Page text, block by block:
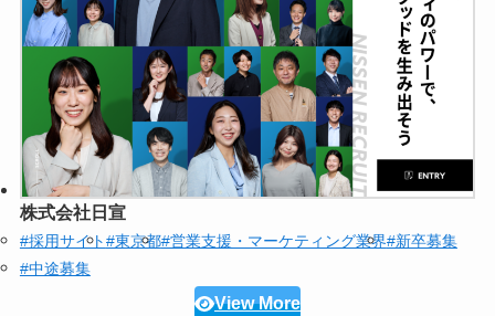
株式会社日宣
#採用サイト#東京都#営業支援・マーケティング業界#新卒募集
#中途募集
View More